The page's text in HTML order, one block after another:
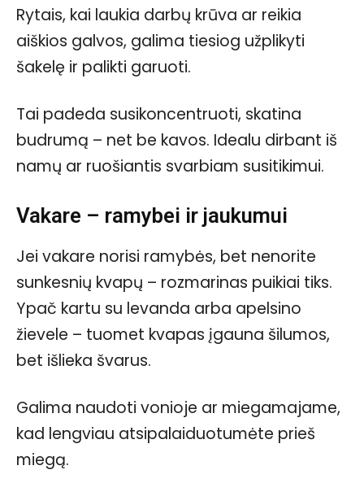
Rytais, kai laukia darbų krūva ar reikia
aiškios galvos, galima tiesiog užplikyti
šakelę ir palikti garuoti.
Tai padeda susikoncentruoti, skatina
budrumą – net be kavos. Idealu dirbant iš
namų ar ruošiantis svarbiam susitikimui.
Vakare – ramybei ir jaukumui
Jei vakare norisi ramybės, bet nenorite
sunkesnių kvapų – rozmarinas puikiai tiks.
Ypač kartu su levanda arba apelsino
žievele – tuomet kvapas įgauna šilumos,
bet išlieka švarus.
Galima naudoti vonioje ar miegamajame,
kad lengviau atsipalaiduotumėte prieš
miegą.